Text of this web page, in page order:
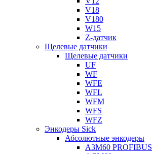
V18
V180
W15
Z-датчик
Щелевые датчики
Щелевые датчики
UF
WF
WFE
WFL
WFM
WFS
WFZ
Энкодеры Sick
Абсолютные энкодеры
A3M60 PROFIBUS